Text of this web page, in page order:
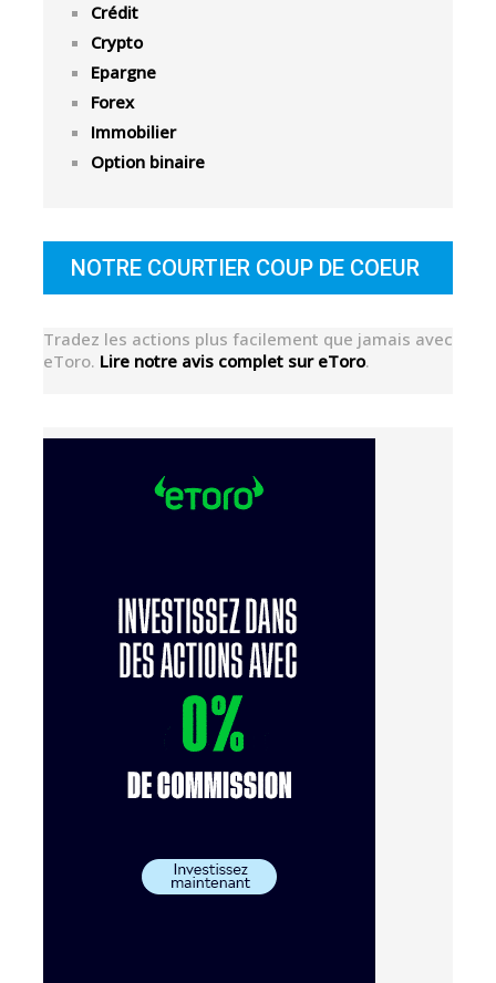
Crédit
Crypto
Epargne
Forex
Immobilier
Option binaire
NOTRE COURTIER COUP DE COEUR
Tradez les actions plus facilement que jamais avec
eToro. Lire notre avis complet sur eToro.